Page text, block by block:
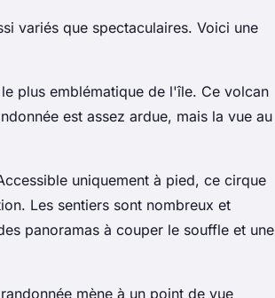
variés que spectaculaires. Voici une
plus emblématique de l'île. Ce volcan
est assez ardue, mais la vue au
uniquement à pied, ce cirque
Les sentiers sont nombreux et
panoramas à couper le souffle et une
mène à un point de vue